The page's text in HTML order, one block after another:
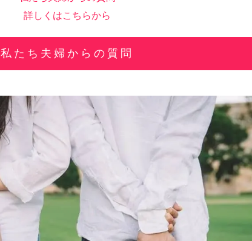
詳しくはこちらから
私たち夫婦からの質問